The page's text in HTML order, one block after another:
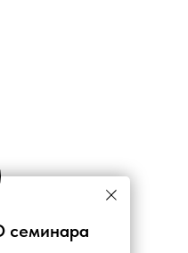
семинара
и
на